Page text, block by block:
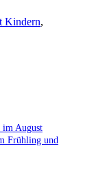
Kindern,
im August
Frühling und